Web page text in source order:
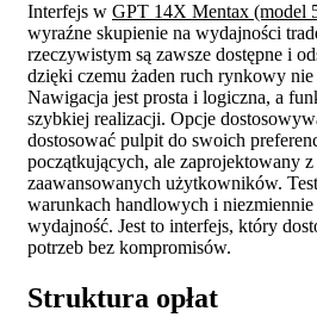
Interfejs w GPT 14X Mentax (model
wyraźne skupienie na wydajności
rzeczywistym są zawsze dostępne i
dzięki czemu żaden ruch rynkowy nie
Nawigacja jest prosta i logiczna, a
szybkiej realizacji. Opcje
dostosować pulpit do swoich
początkujących, ale zaprojektowany z
zaawansowanych użytkowników.
warunkach handlowych i
wydajność. Jest to interfejs, który
potrzeb bez kompromisów.
Struktura opłat